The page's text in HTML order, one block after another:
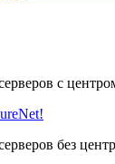
с
без